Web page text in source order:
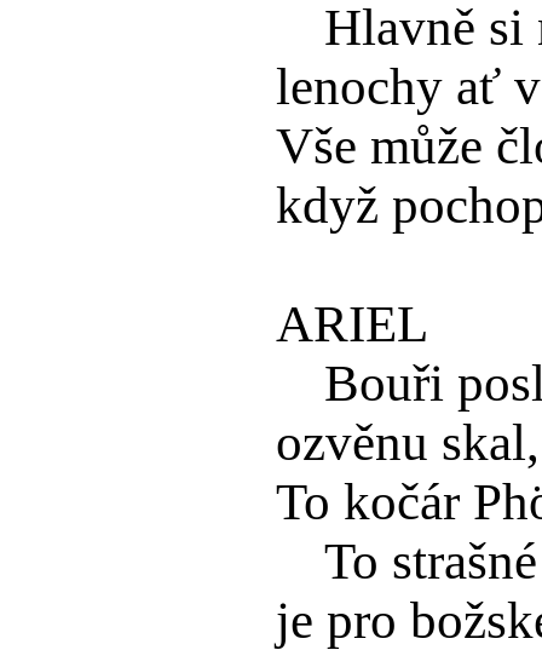
Hlavně si
lenochy ať
Vše může
když
ARIEL
Bouři
ozvěnu
To kočár
To
je pro